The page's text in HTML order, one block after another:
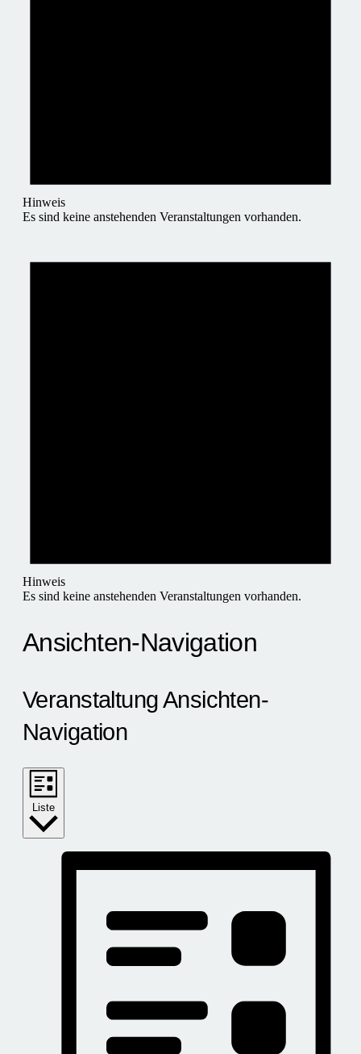
Hinweis
Es sind keine anstehenden Veranstaltungen vorhanden.
Hinweis
Es sind keine anstehenden Veranstaltungen vorhanden.
Ansichten-Navigation
Veranstaltung Ansichten-
Navigation
Liste